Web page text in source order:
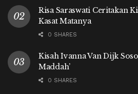
Risa Saraswati Ceritakan
Kasat Matanya
0 SHARES
Kisah Ivanna Van Dijk
Maddah’
0 SHARES